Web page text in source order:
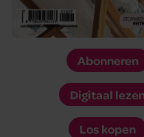
Abonneren
Digitaal
Los kopen